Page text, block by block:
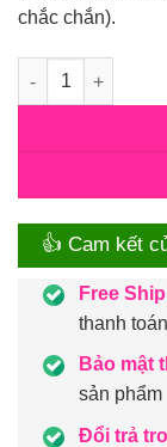
chắc chắn).
Số lượng
👍 Cam kết
Free
thanh
Bảo mật
sản phẩm
Đổi trả